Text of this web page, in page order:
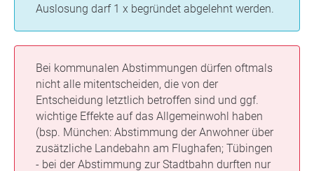
Auslosung darf 1 x begründet abgelehnt werden.
Bei kommunalen Abstimmungen dürfen oftmals
nicht alle mitentscheiden, die von der
Entscheidung letztlich betroffen sind und ggf.
wichtige Effekte auf das Allgemeinwohl haben
(bsp. München: Abstimmung der Anwohner über
zusätzliche Landebahn am Flughafen; Tübingen
- bei der Abstimmung zur Stadtbahn durften nur